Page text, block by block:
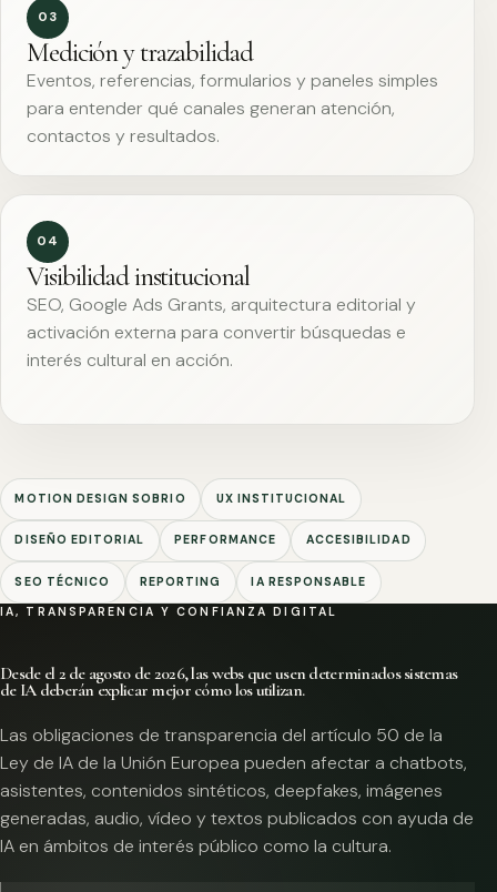
03
Medición y trazabilidad
Eventos, referencias, formularios y paneles simples
para entender qué canales generan atención,
contactos y resultados.
04
Visibilidad institucional
SEO, Google Ads Grants, arquitectura editorial y
activación externa para convertir búsquedas e
interés cultural en acción.
MOTION DESIGN SOBRIO UX INSTITUCIONAL
DISEÑO EDITORIAL PERFORMANCE ACCESIBILIDAD
SEO TÉCNICO REPORTING IA RESPONSABLE
IA, TRANSPARENCIA Y CONFIANZA DIGITAL
Desde el 2 de agosto de 2026, las webs que usen determinados sistemas
de IA deberán explicar mejor cómo los utilizan.
Las obligaciones de transparencia del artículo 50 de la
Ley de IA de la Unión Europea pueden afectar a chatbots,
asistentes, contenidos sintéticos, deepfakes, imágenes
generadas, audio, vídeo y textos publicados con ayuda de
IA en ámbitos de interés público como la cultura.